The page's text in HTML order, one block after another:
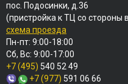
пос. Подосинки, д.36
(пристройка к ТЦ со стороны
схема проезда
Пн-пт: 9:00-18:00
Сб, Вс: 9:00-17:00
+7 (495) 540 52 49
+7 (977) 591 06 66